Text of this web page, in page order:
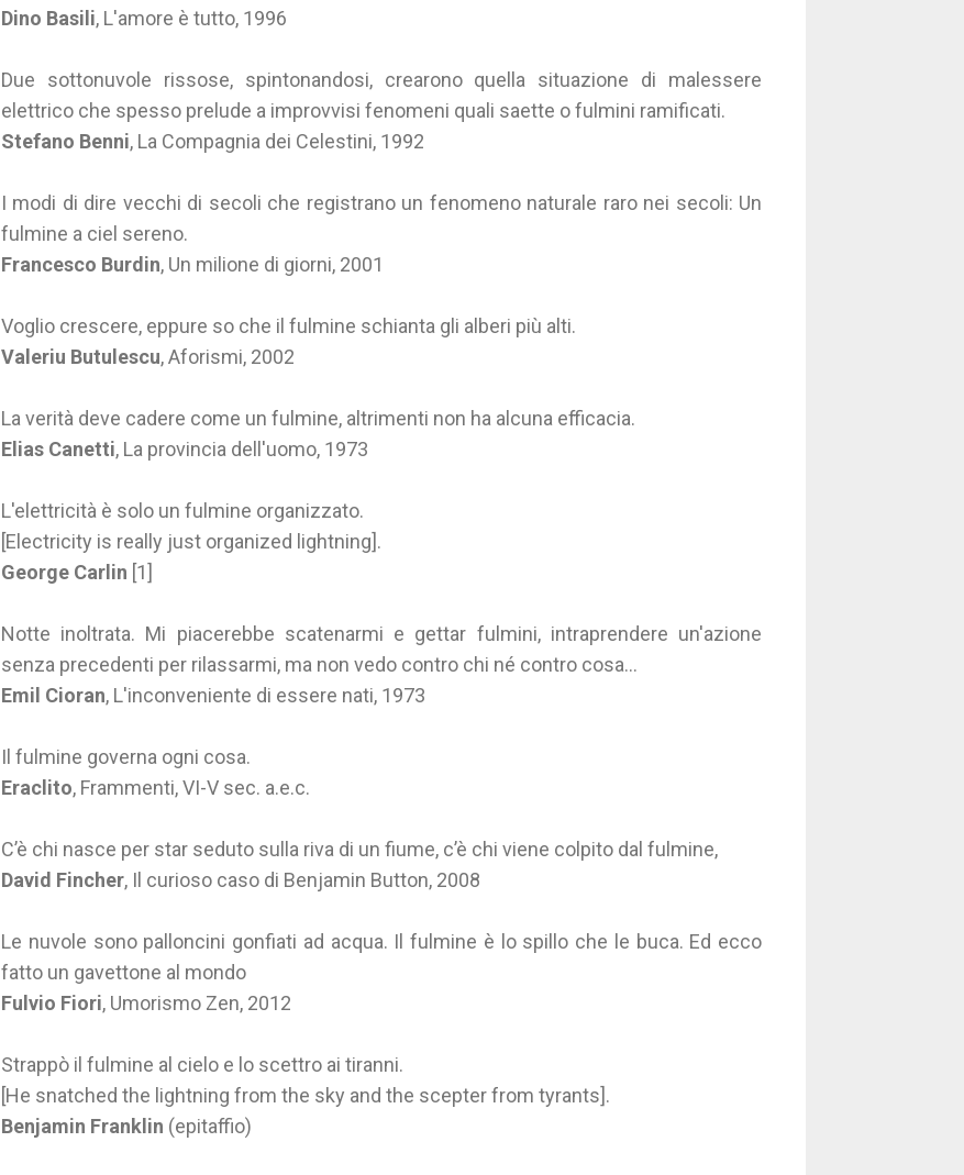
Dino Basili, L'amore è tutto, 1996
Due sottonuvole rissose, spintonandosi, crearono quella situazione di malessere
elettrico che spesso prelude a improvvisi fenomeni quali saette o fulmini ramificati.
Stefano Benni, La Compagnia dei Celestini, 1992
I modi di dire vecchi di secoli che registrano un fenomeno naturale raro nei secoli: Un
fulmine a ciel sereno.
Francesco Burdin, Un milione di giorni, 2001
Voglio crescere, eppure so che il fulmine schianta gli alberi più alti.
Valeriu Butulescu, Aforismi, 2002
La verità deve cadere come un fulmine, altrimenti non ha alcuna efficacia.
Elias Canetti, La provincia dell'uomo, 1973
L'elettricità è solo un fulmine organizzato.
[Electricity is really just organized lightning].
George Carlin [1]
Notte inoltrata. Mi piacerebbe scatenarmi e gettar fulmini, intraprendere un'azione
senza precedenti per rilassarmi, ma non vedo contro chi né contro cosa…
Emil Cioran, L'inconveniente di essere nati, 1973
Il fulmine governa ogni cosa.
Eraclito, Frammenti, VI-V sec. a.e.c.
C’è chi nasce per star seduto sulla riva di un fiume, c’è chi viene colpito dal fulmine,
David Fincher, Il curioso caso di Benjamin Button, 2008
Le nuvole sono palloncini gonfiati ad acqua. Il fulmine è lo spillo che le buca. Ed ecco
fatto un gavettone al mondo
Fulvio Fiori, Umorismo Zen, 2012
Strappò il fulmine al cielo e lo scettro ai tiranni.
[He snatched the lightning from the sky and the scepter from tyrants].
Benjamin Franklin (epitaffio)